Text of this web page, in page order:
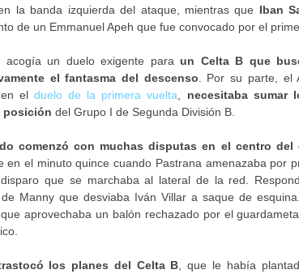
la banda izquierda del ataque, mientras que Iban
de un Emmanuel Apeh que fue convocado por el
acogía un duelo exigente para un Celta B que
el fantasma del descenso . Por su parte,
en elduelo de la primera vuelta
necesitaba sumar
posición del Grupo I de Segunda División B.
comenzó con muchas disputas en el centro del
en el minuto quince cuando Pastrana amenazaba por
que se marchaba al lateral de la red.
Manny que desviaba Iván Villar a saque de esquina.
, que aprovechaba un balón rechazado por el
los planes del Celta B , que le había